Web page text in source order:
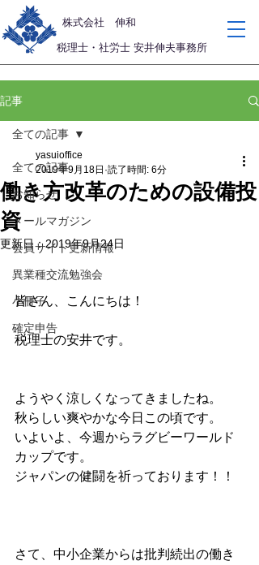
​株式会社 伸和
税理士・社労士 安井伸夫事務所
記事
全ての記事
お知らせ
メールマガジン
会員サイト更新情報
異業種交流勉強会
小冊子
確定申告
全ての記事
働き方改革のための設備投
資
yasuioffice
2019年9月18日 読了時間: 6分
更新日：2019年9月24日
皆さん、こんにちは！
税理士の安井です。
ようやく涼しくなってきましたね。
秋らしい爽やかな今日この頃です。
いよいよ、今週からラグビーワールド
カップです。
ジャパンの健闘を祈っております！！
さて、中小企業からは批判続出の働き